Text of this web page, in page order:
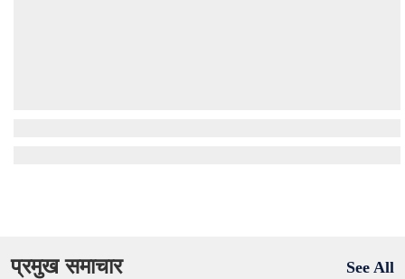
प्रमुख समाचार See All